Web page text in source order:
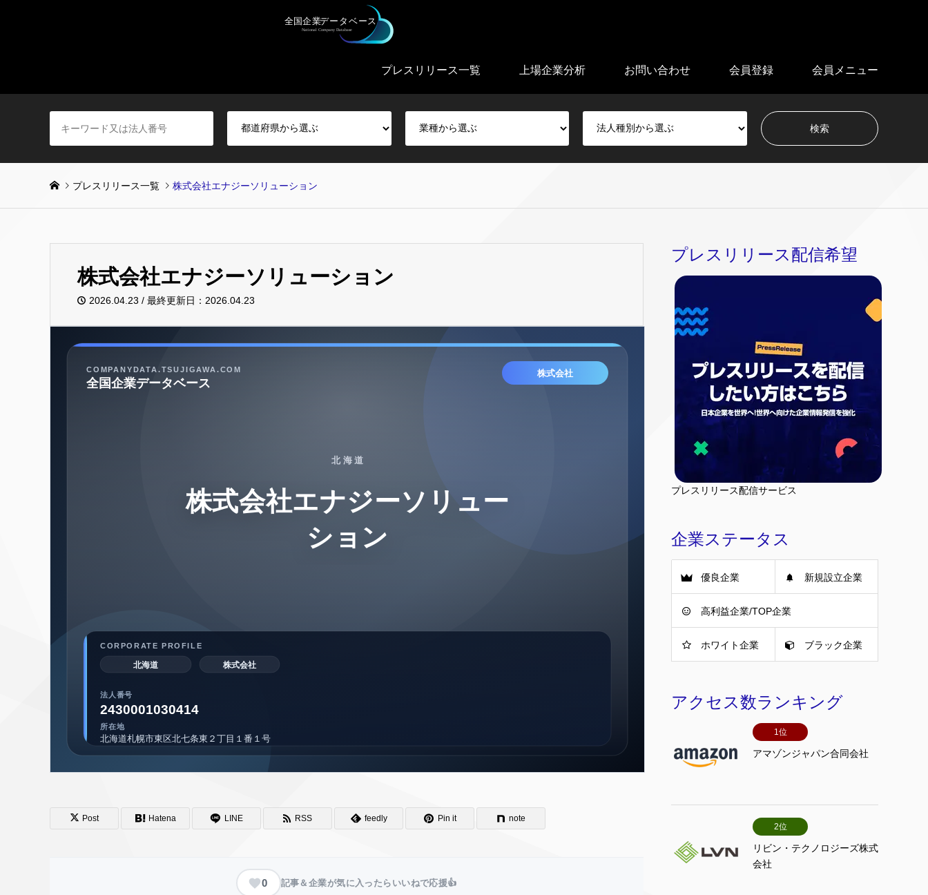
プレスリリース一覧 上場企業分析 お問い合わせ 会員登録 会員メニュー
プレスリリース一覧 株式会社エナジーソリューション
株式会社エナジーソリューション
2026.04.23 / 最終更新日：2026.04.23
Post Hatena LINE RSS feedly Pin it note
0 記事＆企業が気に入ったらいいねで応援👍
プレスリリース配信希望
プレスリリース配信サービス
企業ステータス
優良企業 新規設立企業
高利益企業/TOP企業
ホワイト企業 ブラック企業
アクセス数ランキング
1位
アマゾンジャパン合同会社
2位
リビン・テクノロジーズ株式
会社